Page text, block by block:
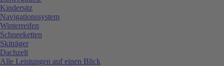
Kindersitz
Navigationssystem
Winterreifen
Schneeketten
Skiträger
Dachzelt
Alle Leistungen auf einen Blick